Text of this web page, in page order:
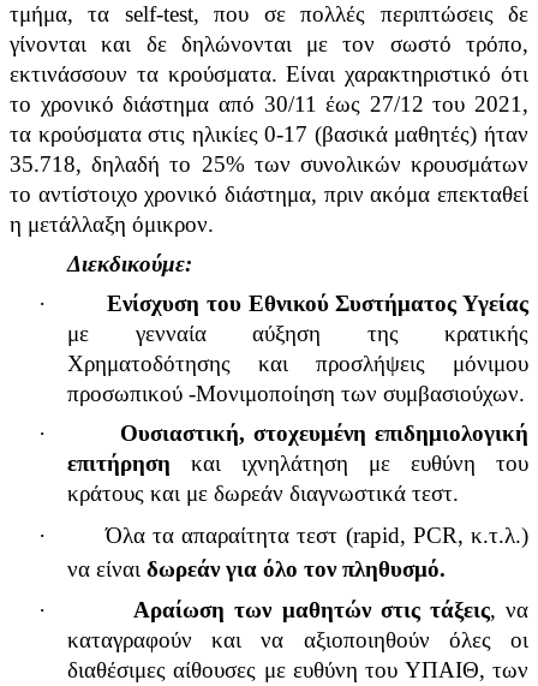
τμήμα, τα self-test, που σε πολλές περιπτώσεις δε
γίνονται και δε δηλώνονται με τον σωστό τρόπο,
εκτινάσσουν τα κρούσματα. Είναι χαρακτηριστικό ότι
το χρονικό διάστημα από 30/11 έως 27/12 του 2021,
τα κρούσματα στις ηλικίες 0-17 (βασικά μαθητές) ήταν
35.718, δηλαδή το 25% των συνολικών κρουσμάτων
το αντίστοιχο χρονικό διάστημα, πριν ακόμα επεκταθεί
η μετάλλαξη όμικρον.
Διεκδικούμε:
·
Ενίσχυση του Εθνικού Συστήματος Υγείας
με γενναία αύξηση της κρατικής
Χρηματοδότησης και προσλήψεις μόνιμου
προσωπικού -Μονιμοποίηση των συμβασιούχων.
·
Ουσιαστική, στοχευμένη επιδημιολογική
επιτήρηση και ιχνηλάτηση με ευθύνη του
κράτους και με δωρεάν διαγνωστικά τεστ.
·
Όλα τα απαραίτητα τεστ (rapid, PCR, κ.τ.λ.)
να είναι δωρεάν για όλο τον πληθυσμό.
·
Αραίωση των μαθητών στις τάξεις, να
καταγραφούν και να αξιοποιηθούν όλες οι
διαθέσιμες αίθουσες με ευθύνη του ΥΠΑΙΘ, των